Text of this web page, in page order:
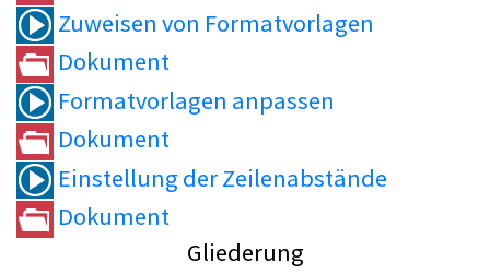
Zuweisen von Formatvorlagen
Dokument
Formatvorlagen anpassen
Dokument
Einstellung der Zeilenabstände
Dokument
Gliederung